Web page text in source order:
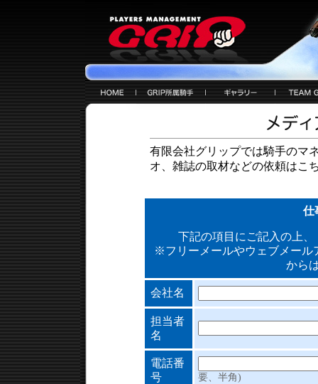
有限会社グリップでは騎手のマ
オ、雑誌の取材などの依頼はこ
仕
下記の項目にご記入の上
※フリーメールやウェブメール
から
会社名
担当者
名
電話番
号
要、半角)